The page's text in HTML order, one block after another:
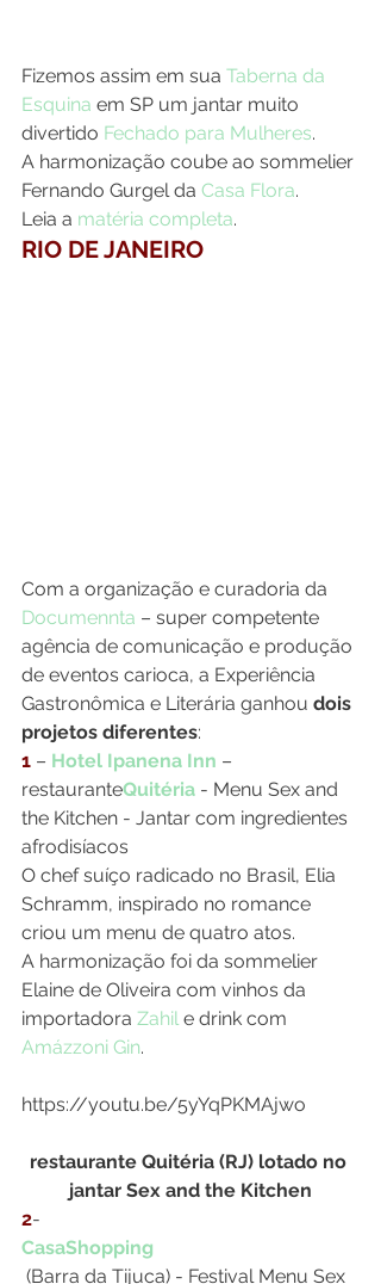
Fizemos assim em sua Taberna da
Esquina em SP um jantar muito
divertido Fechado para Mulheres.
A harmonização coube ao sommelier
Fernando Gurgel da Casa Flora.
Leia a matéria completa.
RIO DE JANEIRO
Com a organização e curadoria da
Documennta – super competente
agência de comunicação e produção
de eventos carioca, a Experiência
Gastronômica e Literária ganhou dois
projetos diferentes:
1 – Hotel Ipanena Inn –
restauranteQuitéria - Menu Sex and
the Kitchen - Jantar com ingredientes
afrodisíacos
O chef suíço radicado no Brasil, Elia
Schramm, inspirado no romance
criou um menu de quatro atos.
A harmonização foi da sommelier
Elaine de Oliveira com vinhos da
importadora Zahil e drink com
Amázzoni Gin.
restaurante Quitéria (RJ) lotado no
jantar Sex and the Kitchen
2-
CasaShopping